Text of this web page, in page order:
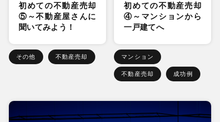
初めての不動産売却
⑤～不動産屋さんに
聞いてみよう！
その他 不動産売却
初めての不動産売却
④～マンションから
一戸建てへ
マンション
不動産売却 成功例